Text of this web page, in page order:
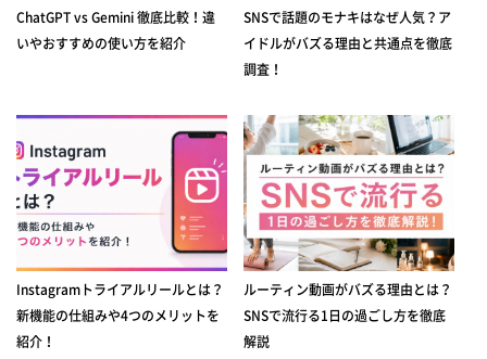
ChatGPT vs Gemini 徹底比較！違
いやおすすめの使い方を紹介
SNSで話題のモナキはなぜ人気？ア
イドルがバズる理由と共通点を徹底
調査！
Instagramトライアルリールとは？
新機能の仕組みや4つのメリットを
紹介！
ルーティン動画がバズる理由とは？
SNSで流行る1日の過ごし方を徹底
解説